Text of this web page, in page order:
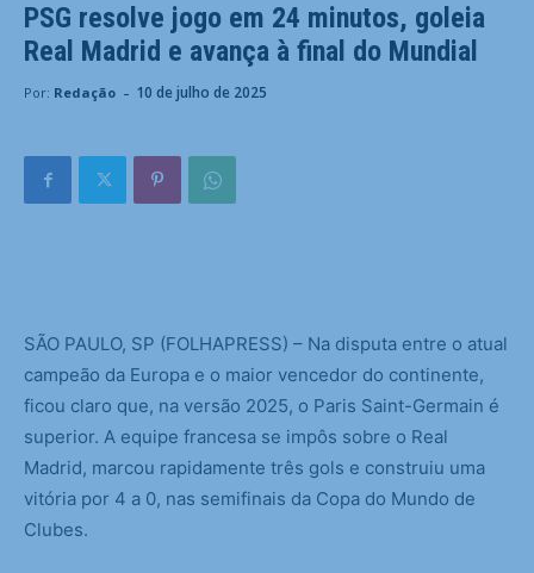
PSG resolve jogo em 24 minutos, goleia
Real Madrid e avança à final do Mundial
Por: Redação - 10 de julho de 2025
SÃO PAULO, SP (FOLHAPRESS) – Na disputa entre o atual
campeão da Europa e o maior vencedor do continente,
ficou claro que, na versão 2025, o Paris Saint-Germain é
superior. A equipe francesa se impôs sobre o Real
Madrid, marcou rapidamente três gols e construiu uma
vitória por 4 a 0, nas semifinais da Copa do Mundo de
Clubes.